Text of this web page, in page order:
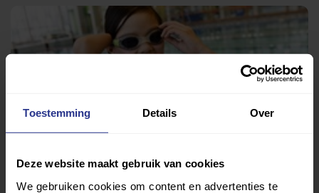
Toestemming Details Over
Deze website maakt gebruik van cookies
We gebruiken cookies om content en advertenties te
Zwemmen